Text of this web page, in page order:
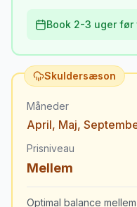
Book 2-3 uger
Skuldersæson
Måneder
April, Maj,
Prisniveau
Mellem
Optimal balance